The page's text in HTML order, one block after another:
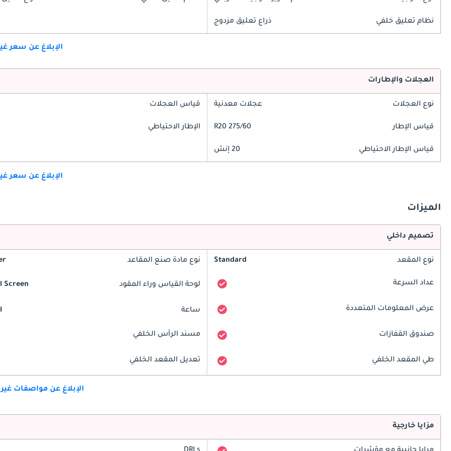
نظام تعليق خلفي ذراع تعليق مزدوج
الإبلاغ عن سعر
العجلات والإطارات
نوع العجلات عجلات معدنية قياس العجلات
قياس الإطار 275/60 R20 الإطار الاحتياطي
قياس الإطار الاحتياطي 20 إنش
الإبلاغ عن سعر
الميزات
تصميم داخلي
نوع المقعد Standard نوع مادة صنع المقاعد
عداد السرعة لوحة القياس وراء المقود Screen
عرض المعلومات المتعددة ساعة
صندوق القفازات مسند الرأس الخلفي
طي المقعد الخلفي تعديل المقعد الخلفي
الإبلاغ عن مواصفات
مزايا خارجية